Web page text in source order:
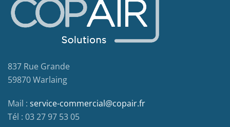
837 Rue Grande
59870 Warlaing
Mail : service-commercial@copair.fr
Tél : 03 27 97 53 05